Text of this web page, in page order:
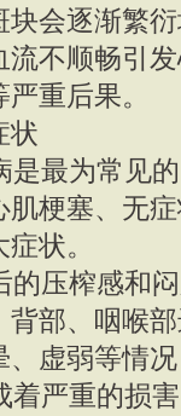
会逐渐繁
不顺畅引
重后果。
状
最为常见的
梗塞、无
状。
压榨感和闷
部、咽喉
、虚弱等情
严重的损害